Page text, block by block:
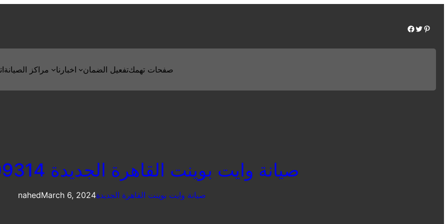
Facebook Twitter Pinterest
مراكز الصيانة اخبارنا تفعيل الضمانصفحات تهمك
صيانة وايت بوينت القاهرة الجديدة 01095999314
nahedMarch 6, 2024صيانة وايت بوينت القاهرة الجديدة